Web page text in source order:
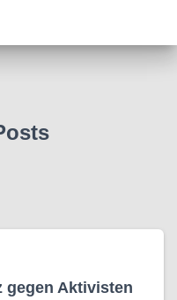
gegen Aktivisten